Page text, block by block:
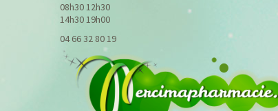
08h30 12h30
14h30 19h00
04 66 32 80 19